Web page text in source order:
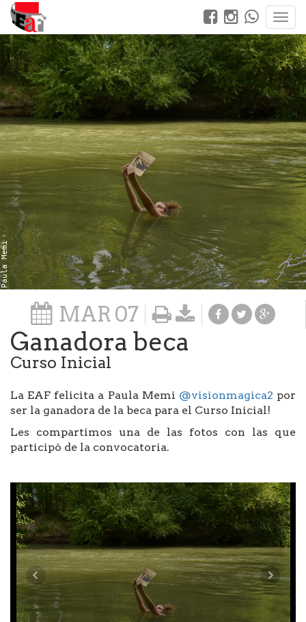
Paula Memi
MAR07
Ganadora beca
Curso Inicial
La EAF felicita a Paula Memi @visionmagica2 por
ser la ganadora de la beca para el Curso Inicial!
Les compartimos una de las fotos con las que
participó de la convocatoria.